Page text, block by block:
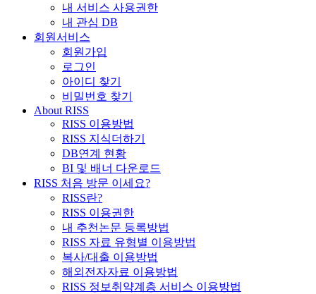
내 서비스 사용권한
내 관심 DB
회원서비스
회원가입
로그인
아이디 찾기
비밀번호 찾기
About RISS
RISS 이용방법
RISS 지식더하기
DB연계 현황
BI 및 배너 다운로드
RISS 처음 방문 이세요?
RISS란?
RISS 이용권한
내 추천논문 등록방법
RISS 자료 유형별 이용방법
복사/대출 이용방법
해외전자자료 이용방법
RISS 정보취약계층 서비스 이용방법